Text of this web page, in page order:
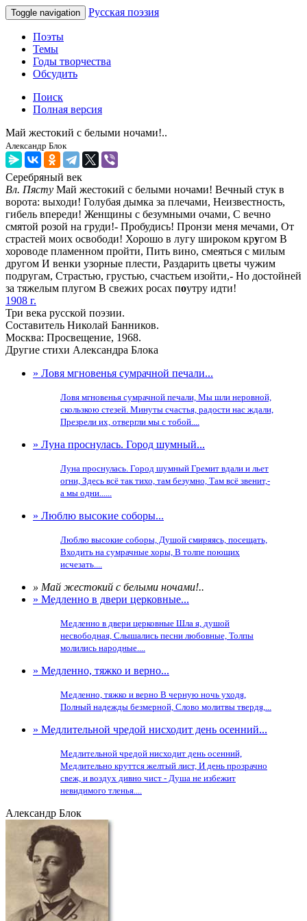
Toggle navigation Русская поэзия
Поэты
Темы
Годы творчества
Обсудить
Поиск
Полная версия
Май жестокий с белыми ночами!..
Александр Блок
Серебряный век
Вл. Пясту Май жестокий с белыми ночами! Вечный стук в
ворота: выходи! Голубая дымка за плечами, Неизвестность,
гибель впереди! Женщины с безумными очами, С вечно
смятой розой на груди!- Пробудись! Пронзи меня мечами, От
страстей моих освободи! Хорошо в лугу широком кругом В
хороводе пламенном пройти, Пить вино, смеяться с милым
другом И венки узорные плести, Раздарить цветы чужим
подругам, Страстью, грустью, счастьем изойти,- Но достойней
за тяжелым плугом В свежих росах поутру идти!
1908 г.
Три века русской поэзии.
Составитель Николай Банников.
Москва: Просвещение, 1968.
Другие стихи Александра Блока
» Ловя мгновенья сумрачной печали...
Ловя мгновенья сумрачной печали, Мы шли неровной,
скользкою стезей. Минуты счастья, радости нас ждали,
Презрели их, отвергли мы с тобой....
» Луна проснулась. Город шумный...
Луна проснулась. Город шумный Гремит вдали и льет
огни, Здесь всё так тихо, там безумно, Там всё звенит,-
а мы одни......
» Люблю высокие соборы...
Люблю высокие соборы, Душой смиряясь, посещать,
Входить на сумрачные хоры, В толпе поющих
исчезать....
» Май жестокий с белыми ночами!..
» Медленно в двери церковные...
Медленно в двери церковные Шла я, душой
несвободная, Слышались песни любовные, Толпы
молились народные....
» Медленно, тяжко и верно...
Медленно, тяжко и верно В черную ночь уходя,
Полный надежды безмерной, Слово молитвы твердя,...
» Медлительной чредой нисходит день осенний...
Медлительной чредой нисходит день осенний,
Медлительно круттся желтый лист, И день прозрачно
свеж, и воздух дивно чист - Душа не избежит
невидимого тленья....
Александр Блок